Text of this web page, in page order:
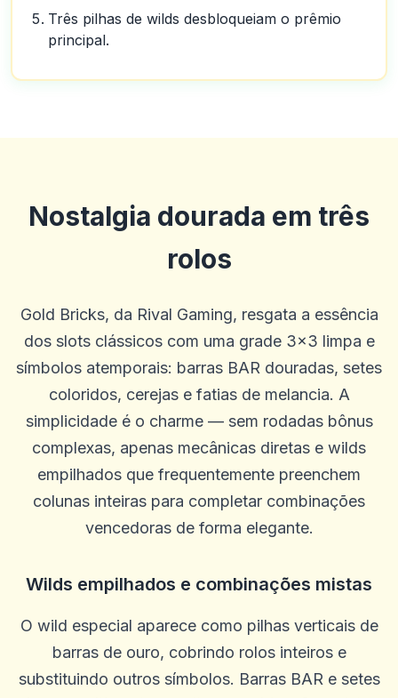
Três pilhas de wilds desbloqueiam o prêmio
principal.
Nostalgia dourada em três
rolos
Gold Bricks, da Rival Gaming, resgata a essência
dos slots clássicos com uma grade 3x3 limpa e
símbolos atemporais: barras BAR douradas, setes
coloridos, cerejas e fatias de melancia. A
simplicidade é o charme — sem rodadas bônus
complexas, apenas mecânicas diretas e wilds
empilhados que frequentemente preenchem
colunas inteiras para completar combinações
vencedoras de forma elegante.
Wilds empilhados e combinações mistas
O wild especial aparece como pilhas verticais de
barras de ouro, cobrindo rolos inteiros e
substituindo outros símbolos. Barras BAR e setes
Robert D.